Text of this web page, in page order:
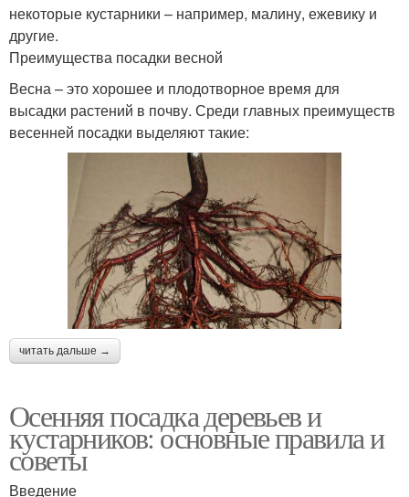
некоторые кустарники – например, малину, ежевику и
другие.
Преимущества посадки весной
Весна – это хорошее и плодотворное время для
высадки растений в почву. Среди главных преимуществ
весенней посадки выделяют такие:
читать дальше →
Осенняя посадка деревьев и
кустарников: основные правила и
советы
Введение